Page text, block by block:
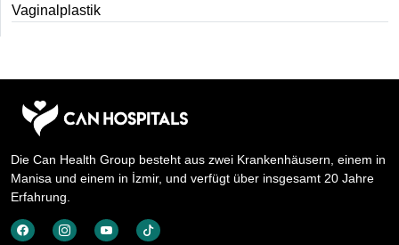
Vaginalplastik
Die Can Health Group besteht aus zwei Krankenhäusern, einem in
Manisa und einem in İzmir, und verfügt über insgesamt 20 Jahre
Erfahrung.